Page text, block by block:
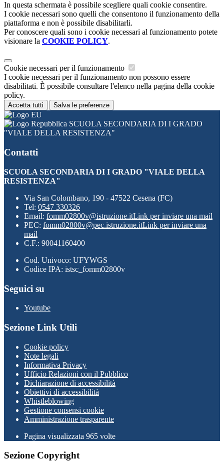
In questa schermata è possibile scegliere quali cookie consentire.
I cookie necessari sono quelli che consentono il funzionamento della
piattaforma e non è possibile disabilitarli.
Per conoscere quali sono i cookie necessari al funzionamento potete
visionare la COOKIE POLICY.
Cookie necessari per il funzionamento
I cookie necessari per il funzionamento non possono essere
disabilitati. È possibile consultare l'elenco nella pagina della cookie
policy.
Accetta tutti Salva le preferenze
SCUOLA SECONDARIA DI I GRADO
"VIALE DELLA RESISTENZA"
Contatti
SCUOLA SECONDARIA DI I GRADO "VIALE DELLA
RESISTENZA"
Via San Colombano, 190 - 47522 Cesena (FC)
Tel: 0547 330326
Email: fomm02800v@istruzione.itLink per inviare una mail
PEC: fomm02800v@pec.istruzione.itLink per inviare una
mail
C.F.: 90041160400
Cod. Univoco: UFYWGS
Codice IPA: istsc_fomm02800v
Seguici su
Youtube
Sezione Link Utili
Cookie policy
Note legali
Informativa Privacy
Ufficio Relazioni con il Pubblico
Dichiarazione di accessibilità
Obiettivi di accessibilità
Whistleblowing
Gestione consensi cookie
Amministrazione trasparente
Pagina visualizzata 965 volte
Sezione Copyright